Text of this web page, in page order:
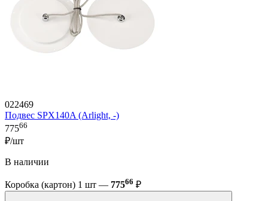
022469
Подвес SPX140A (Arlight, -)
77566
₽/шт
В наличии
Коробка (картон) 1 шт — 77566 ₽